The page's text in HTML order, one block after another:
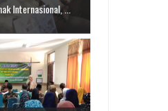
Internasional, ...